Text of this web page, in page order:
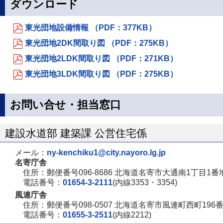
ダウンロード
東光団地設備情報 （PDF：377KB）
東光団地2DK間取り図 （PDF：275KB）
東光団地2LDK間取り図 （PDF：271KB）
東光団地3LDK間取り図 （PDF：275KB）
お問い合せ・担当窓口
建設水道部 建築課 公営住宅係
メール： ny-kenchiku1@city.nayoro.lg.jp
名寄庁舎
住所：郵便番号096-8686 北海道名寄市大通南1丁目1番
電話番号： 01654-3-2111(内線3353・3354)
風連庁舎
住所：郵便番号098-0507 北海道名寄市風連町西町196
電話番号： 01655-3-2511(内線2212)